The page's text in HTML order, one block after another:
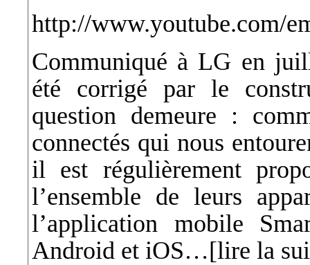
http://www.youtube.com/
Communiqué à LG en
été corrigé par le
question demeure :
connectés qui nous
il est régulièrement
l’ensemble de leurs
l’application mobile
Android et iOS…[lire la